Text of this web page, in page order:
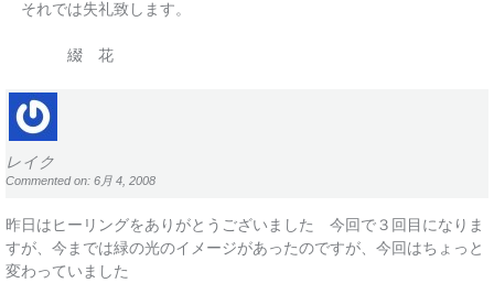
それでは失礼致します。
綴 花
レイク
Commented on: 6月 4, 2008
昨日はヒーリングをありがとうございました 今回で３回目になりま
すが、今までは緑の光のイメージがあったのですが、今回はちょっと
変わっていました